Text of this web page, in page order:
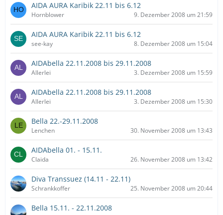
AIDA AURA Karibik 22.11 bis 6.12
Hornblower 9. Dezember 2008 um 21:59
AIDA AURA Karibik 22.11 bis 6.12
see-kay 8. Dezember 2008 um 15:04
AIDAbella 22.11.2008 bis 29.11.2008
Allerlei 3. Dezember 2008 um 15:59
AIDAbella 22.11.2008 bis 29.11.2008
Allerlei 3. Dezember 2008 um 15:30
Bella 22.-29.11.2008
Lenchen 30. November 2008 um 13:43
AIDAbella 01. - 15.11.
Claida 26. November 2008 um 13:42
Diva Transsuez (14.11 - 22.11)
Schrankkoffer 25. November 2008 um 20:44
Bella 15.11. - 22.11.2008